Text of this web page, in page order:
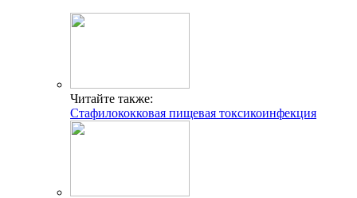
Читайте также:
Стафилококковая пищевая токсикоинфекция